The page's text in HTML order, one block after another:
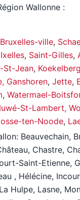
Wallonne :
Bruxelles-ville,
Ixelles, Saint-Gilles,
St-Jean, Koekelberg
Ganshoren, Jette,
, Watermael-
St-Lambert,
ten-Noode,
Beauvechain,
Chastre,
Saint-Etienne,
, Hélécine,
Hulpe, Lasne,